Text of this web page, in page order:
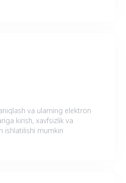
va ularning elektron
kirish, xavfsizlik va
ishlatilishi mumkin